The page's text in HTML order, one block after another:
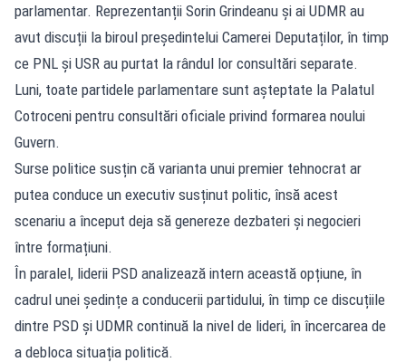
parlamentar. Reprezentanții Sorin Grindeanu și ai UDMR au
avut discuții la biroul președintelui Camerei Deputaților, în timp
ce PNL și USR au purtat la rândul lor consultări separate.
Luni, toate partidele parlamentare sunt așteptate la Palatul
Cotroceni pentru consultări oficiale privind formarea noului
Guvern.
Surse politice susțin că varianta unui premier tehnocrat ar
putea conduce un executiv susținut politic, însă acest
scenariu a început deja să genereze dezbateri și negocieri
între formațiuni.
În paralel, liderii PSD analizează intern această opțiune, în
cadrul unei ședințe a conducerii partidului, în timp ce discuțiile
dintre PSD și UDMR continuă la nivel de lideri, în încercarea de
a debloca situația politică.